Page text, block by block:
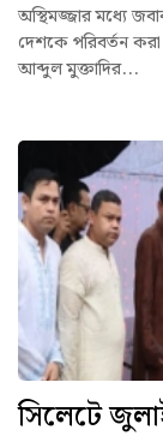
অস্থিমজ্জার মধ্যে
দেশকে পরিবর্তন করা
আব্দুল মুক্তাদির...
সিলেটে